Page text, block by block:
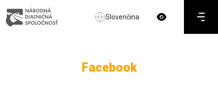
Slovenčina
Facebook